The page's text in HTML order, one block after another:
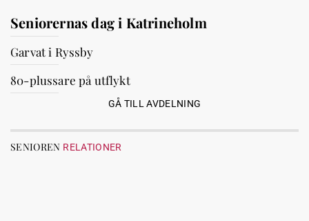
Seniorernas dag i Katrineholm
Garvat i Ryssby
80-plussare på utflykt
GÅ TILL AVDELNING
SENIOREN RELATIONER